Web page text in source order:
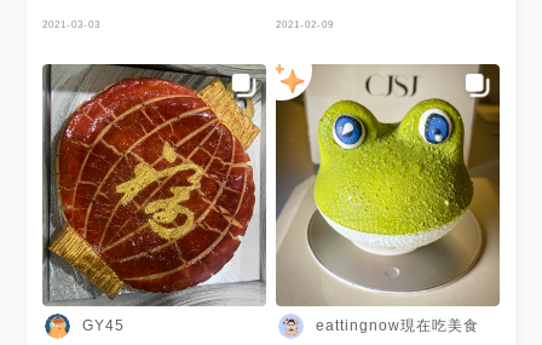
甜點第一名阿😍 #台中#甜點#
2021-03-03
然
2021-02-09
GY45 eattingnow現在吃美食